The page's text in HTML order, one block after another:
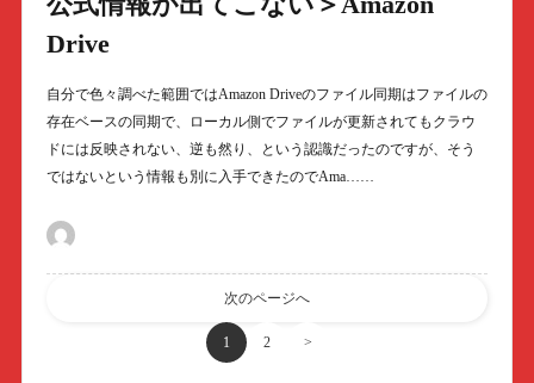
Drive
自分で色々調べた範囲ではAmazon Driveのファイル同期はファイルの
存在ベースの同期で、ローカル側でファイルが更新されてもクラウ
ドには反映されない、逆も然り、という認識だったのですが、そう
ではないという情報も別に入手できたのでAma……
次のページへ
1 2 >